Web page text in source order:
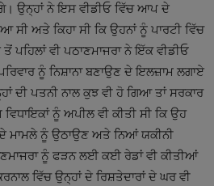
ਉਨ੍ਹਾਂ ਨੇ ਇਸ ਵੀਡੀਓ ਵਿੱਚ ਆਪ ਦੇ
ਸੀ ਅਤੇ ਕਿਹਾ ਸੀ ਕਿ ਉਹਨਾਂ ਨੂੰ ਪਾਰਟੀ ਵਿੱਚ
ਪਹਿਲਾਂ ਵੀ ਪਠਾਣਮਾਜਰਾ ਨੇ ਇੱਕ ਵੀਡੀਓ
ਨੂੰ ਨਿਸ਼ਾਨਾ ਬਣਾਉਣ ਦੇ ਇਲਜ਼ਾਮ ਲਗਾਏ
ਦੀ ਪਤਨੀ ਨਾਲ ਕੁਝ ਵੀ ਹੋ ਗਿਆ ਤਾਂ ਸਰਕਾਰ
ਨੂੰ ਅਪੀਲ ਵੀ ਕੀਤੀ ਸੀ ਕਿ ਉਹ
ਦੇ ਮਾਮਲੇ ਨੂੰ ਉਠਾਉਣ ਅਤੇ ਨਿਆਂ ਯਕੀਨੀ
ਨੂੰ ਫੜਨ ਲਈ ਕਈ ਰੇਡਾਂ ਵੀ ਕੀਤੀਆਂ
ਵਿੱਚ ਉਨ੍ਹਾਂ ਦੇ ਰਿਸ਼ਤੇਦਾਰਾਂ ਦੇ ਘਰ ਵੀ